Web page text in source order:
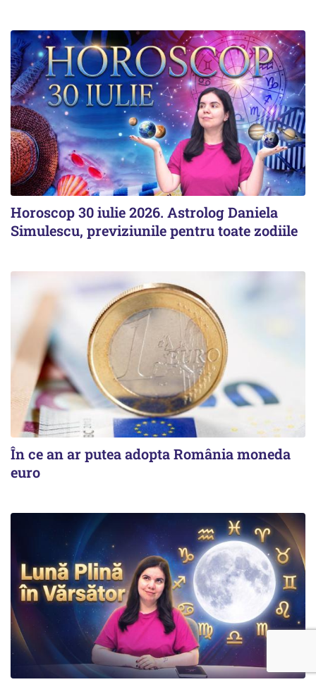
Horoscop 30 iulie 2026. Astrolog Daniela
Simulescu, previziunile pentru toate zodiile
În ce an ar putea adopta România moneda
euro